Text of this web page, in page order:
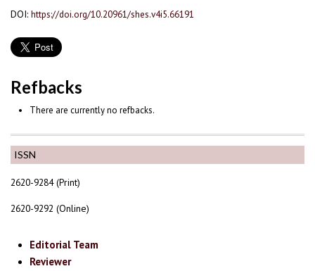
ISSN
2620-9284 (Print)
2620-9292 (Online)
Editorial Team
Reviewer
DOI: https://doi.org/10.20961/shes.v4i5.66191
Refbacks
There are currently no refbacks.